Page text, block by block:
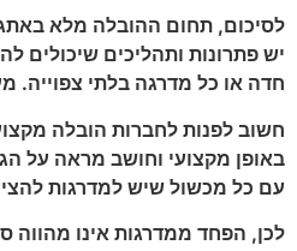
לסיכום, תחום ההובלה מלא
יש פתרונות ותהליכים שיכולים
חדה או כל מדרגה בלתי צפוייה.
חשוב לפנות לחברות הובלה
באופן מקצועי וחושב מראה על
עם כל מכשול שיש למדרגות
לכן, הפחד ממדרגות אינו מהווה